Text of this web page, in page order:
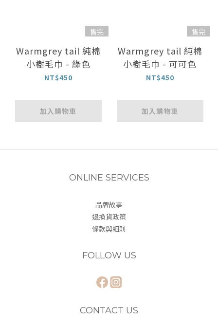
售完
Warmgrey tail 純棉
小樹毛巾 - 綠色
NT$450
加入購物車
售完
Warmgrey tail 純棉
小樹毛巾 - 可可色
NT$450
加入購物車
ONLINE SERVICES
品牌故事
退換貨政策
條款與細則
FOLLOW US
CONTACT US